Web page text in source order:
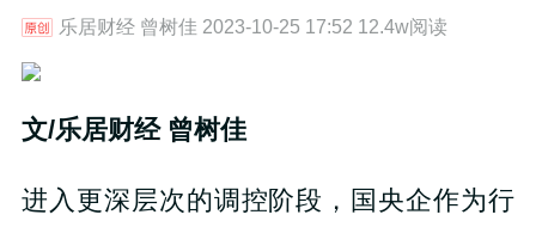
乐居财经 曾树佳 2023-10-25 17:52 12.4w阅读
文/乐居财经 曾树佳
进入更深层次的调控阶段，国央企作为行